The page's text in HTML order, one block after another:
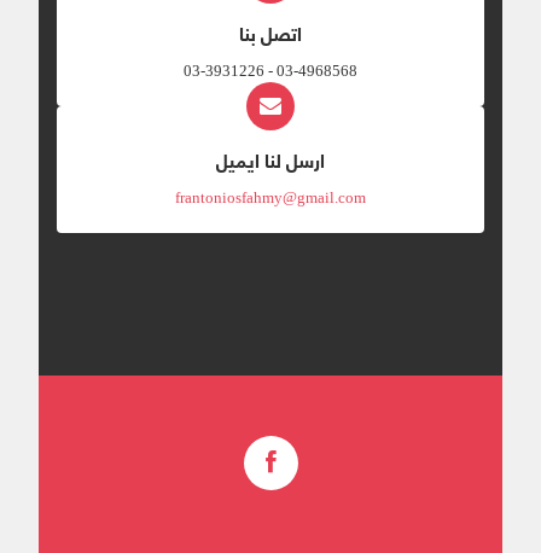
اتصل بنا
03-4968568 - 03-3931226
ارسل لنا ايميل
frantoniosfahmy@gmail.com